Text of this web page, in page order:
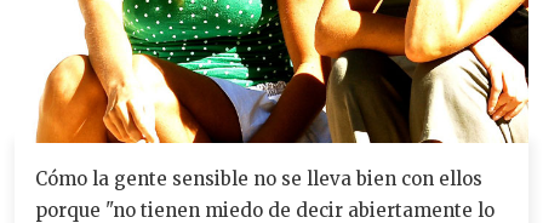
Cómo la gente sensible no se lleva bien con ellos
porque "no tienen miedo de decir abiertamente lo